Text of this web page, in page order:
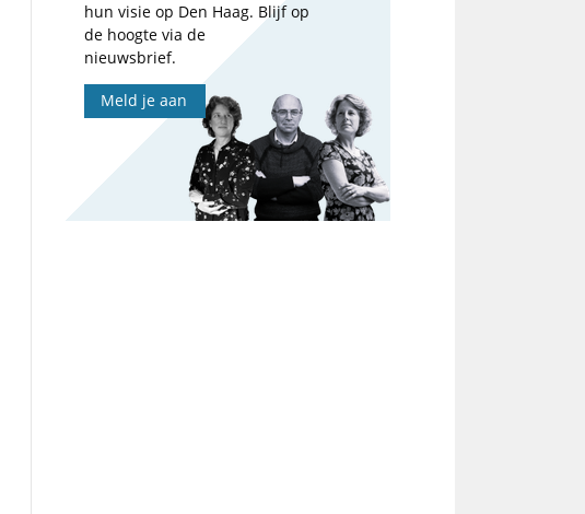
hun visie op Den Haag. Blijf op
de hoogte via de
nieuwsbrief.
Meld je aan